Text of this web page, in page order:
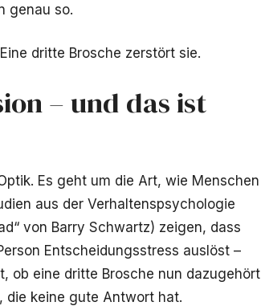
genau so.
dritte Brosche zerstört sie.
– und das ist
Es geht um die Art, wie Menschen
aus der Verhaltenspsychologie
von Barry Schwartz) zeigen, dass
Entscheidungsstress auslöst –
ob eine dritte Brosche nun dazugehört
die keine gute Antwort hat.